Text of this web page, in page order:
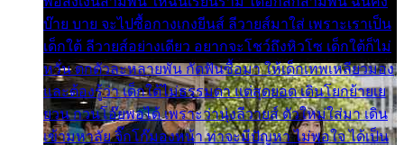
บ๊าย บาย จะไปซื้อกางเกงยีนส์ ลีวายส์มาใส่ เพราะเราเป็น
เด็กใต้ ลีวายส์อย่างเดียว อยากจะโชว์ถึงหิวโซ เด็กใต้ก็ไม่
หวั่น ตกตัวละหลายพัน กัดฟันซื้อมา ให้เด็กเทพเหลียวมอง
และต้องรู้ว่า เด็กใต้ไม่ธรรมดา แต่สุดยอด เดินโยกย้ายเย
ยวน กวนโอ๊ยพอได้ เพราะว่านุ่งลีวายส์ ตัวใหม่ใส่มา เดิน
เข้ามหาลัย จิ๊กโก๊มองหน้า ท่าจะมีปัญหา ไม่พอใจ ได้เป็น